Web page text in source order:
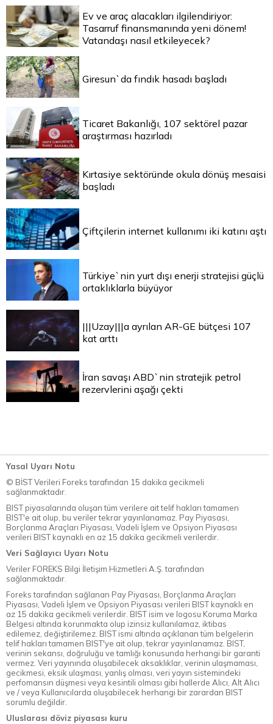
Ev ve araç alacakları ilgilendiriyor:
Tasarruf finansmanında yeni dönem!
Vatandaşı nasıl etkileyecek?
Giresun`da fındık hasadı başladı
Ticaret Bakanlığı, 107 sektörel pazar
araştırması hazırladı
Kırtasiye sektöründe okula dönüş mesaisi
başladı
Çiftçilerin internet kullanımı iki katını aştı
Türkiye`nin yurt dışı enerji stratejisi güçlü
ortaklıklarla büyüyor
|||Uzay|||a ayrılan AR-GE bütçesi 107
kat arttı
İran savaşı ABD`nin stratejik petrol
rezervlerini aşağı çekti
Yasal Uyarı Notu
© BİST Verileri Foreks tarafından 15 dakika gecikmeli
sağlanmaktadır.
BIST piyasalarında oluşan tüm verilere ait telif hakları tamamen
BIST'e ait olup, bu veriler tekrar yayınlanamaz. Pay Piyasası,
Borçlanma Araçları Piyasası, Vadeli İşlem ve Opsiyon Piyasası
verileri BIST kaynaklı en az 15 dakika gecikmeli verilerdir.
Veri Sağlayıcı Uyarı Notu
Veriler FOREKS Bilgi İletişim Hizmetleri A.Ş. tarafından
sağlanmaktadır.
Foreks tarafından sağlanan Pay Piyasası, Borçlanma Araçları
Piyasası, Vadeli İşlem ve Opsiyon Piyasası verileri BIST kaynaklı en
az 15 dakika gecikmeli verilerdir. BIST isim ve logosu Koruma Marka
Belgesi altında korunmakta olup izinsiz kullanılamaz, iktibas
edilemez, değiştirilemez. BIST ismi altında açıklanan tüm belgelerin
telif hakları tamamen BIST'ye ait olup, tekrar yayınlanamaz. BIST,
verinin sekansı, doğruluğu ve tamlığı konusunda herhangi bir garanti
vermez. Veri yayınında oluşabilecek aksaklıklar, verinin ulaşmaması,
gecikmesi, eksik ulaşması, yanlış olması, veri yayın sistemindeki
perfomansın düşmesi veya kesintili olması gibi hallerde Alıcı, Alt Alıcı
ve / veya Kullanıcılarda oluşabilecek herhangi bir zarardan BIST
sorumlu değildir.
Uluslarası döviz piyasası kuru